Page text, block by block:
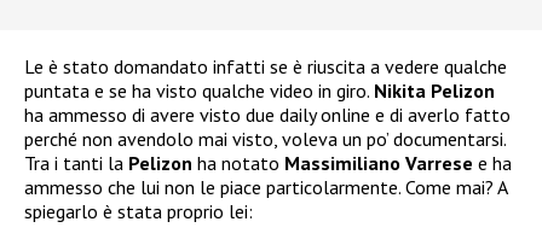
Le è stato domandato infatti se è riuscita a vedere qualche
puntata e se ha visto qualche video in giro. Nikita Pelizon
ha ammesso di avere visto due daily online e di averlo fatto
perché non avendolo mai visto, voleva un po’ documentarsi.
Tra i tanti la Pelizon ha notato Massimiliano Varrese e ha
ammesso che lui non le piace particolarmente. Come mai? A
spiegarlo è stata proprio lei: